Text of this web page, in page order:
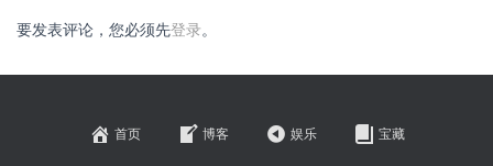
要发表评论，您必须先登录。
首页 博客 娱乐 宝藏